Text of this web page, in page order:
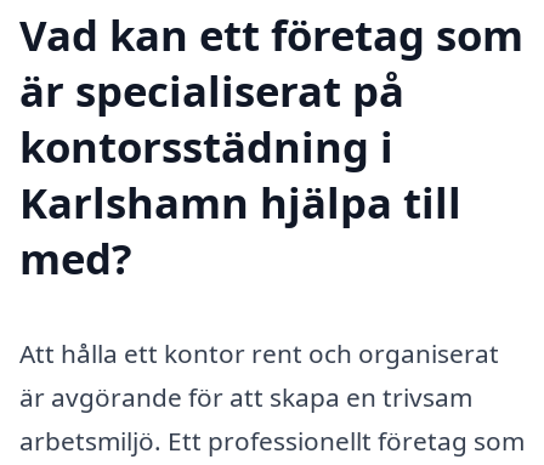
Vad kan ett företag som
är specialiserat på
kontorsstädning i
Karlshamn hjälpa till
med?
Att hålla ett kontor rent och organiserat
är avgörande för att skapa en trivsam
arbetsmiljö. Ett professionellt företag som